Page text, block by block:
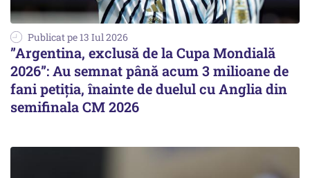
Publicat pe 13 Iul 2026
”Argentina, exclusă de la Cupa Mondială
2026”: Au semnat până acum 3 milioane de
fani petiția, înainte de duelul cu Anglia din
semifinala CM 2026